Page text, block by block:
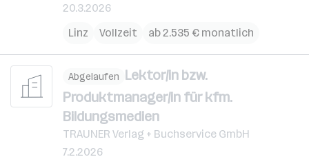
20.3.2026
Linz
Vollzeit ab 2.535 € monatlich
Abgelaufen Lektor/in bzw.
Produktmanager/in für kfm.
Bildungsmedien
TRAUNER Verlag + Buchservice GmbH
7.2.2026